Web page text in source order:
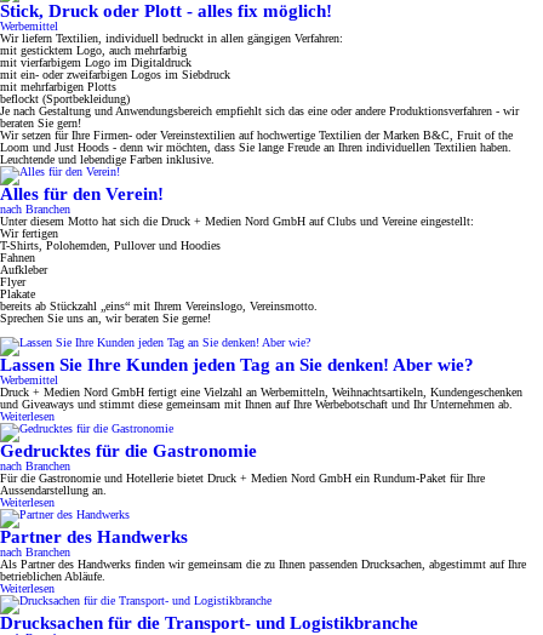
Stick, Druck oder Plott - alles fix möglich!
Werbemittel
Wir liefern Textilien, individuell bedruckt in allen gängigen Verfahren:
mit gesticktem Logo, auch mehrfarbig
mit vierfarbigem Logo im Digitaldruck
mit ein- oder zweifarbigen Logos im Siebdruck
mit mehrfarbigen Plotts
beflockt (Sportbekleidung)
Je nach Gestaltung und Anwendungsbereich empfiehlt sich das eine oder andere Produktionsverfahren - wir
beraten Sie gern!
Wir setzen für Ihre Firmen- oder Vereinstextilien auf hochwertige Textilien der Marken B&C, Fruit of the
Loom und Just Hoods - denn wir möchten, dass Sie lange Freude an Ihren individuellen Textilien haben.
Leuchtende und lebendige Farben inklusive.
Alles für den Verein!
nach Branchen
Unter diesem Motto hat sich die Druck + Medien Nord GmbH auf Clubs und Vereine eingestellt:
Wir fertigen
T-Shirts, Polohemden, Pullover und Hoodies
Fahnen
Aufkleber
Flyer
Plakate
bereits ab Stückzahl „eins“ mit Ihrem Vereinslogo, Vereinsmotto.
Sprechen Sie uns an, wir beraten Sie gerne!
Lassen Sie Ihre Kunden jeden Tag an Sie denken! Aber wie?
Werbemittel
Druck + Medien Nord GmbH fertigt eine Vielzahl an Werbemitteln, Weihnachtsartikeln, Kundengeschenken
und Giveaways und stimmt diese gemeinsam mit Ihnen auf Ihre Werbebotschaft und Ihr Unternehmen ab.
Weiterlesen
Gedrucktes für die Gastronomie
nach Branchen
Für die Gastronomie und Hotellerie bietet Druck + Medien Nord GmbH ein Rundum-Paket für Ihre
Aussendarstellung an.
Weiterlesen
Partner des Handwerks
nach Branchen
Als Partner des Handwerks finden wir gemeinsam die zu Ihnen passenden Drucksachen, abgestimmt auf Ihre
betrieblichen Abläufe.
Weiterlesen
Drucksachen für die Transport- und Logistikbranche